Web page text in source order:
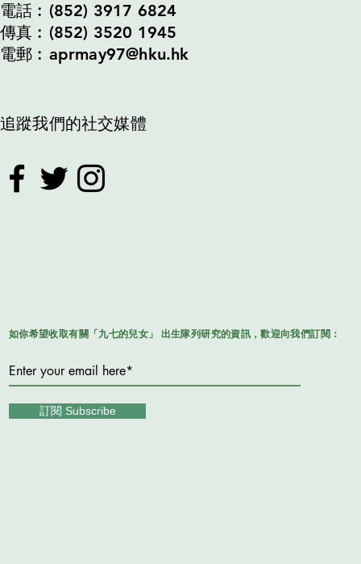
電話︰(852) 3917 6824
傳真︰(852) 3520 1945
電郵︰aprmay97@hku.hk
追蹤我們的社交媒體
訂閱 Subscribe
如你希望收取有關「九七的兒女」 出生隊列研究的資訊，歡迎向我們訂閱：